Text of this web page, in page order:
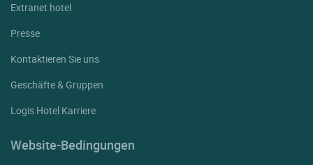
Extranet hotel
Presse
Kontaktieren Sie uns
Geschäfte & Gruppen
Logis Hotel Karriere
Website-Bedingungen